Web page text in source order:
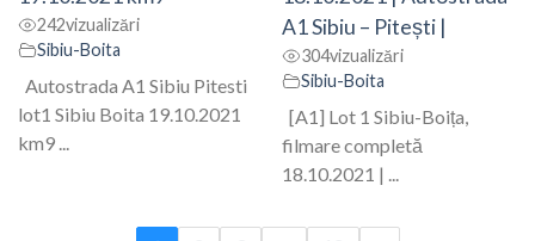
242vizualizări
Sibiu-Boita
Autostrada A1 Sibiu Pitesti
lot1 Sibiu Boita 19.10.2021
km9 ...
A1 Sibiu – Pitești |
304vizualizări
Sibiu-Boita
[A1] Lot 1 Sibiu-Boița,
filmare completă
18.10.2021 | ...